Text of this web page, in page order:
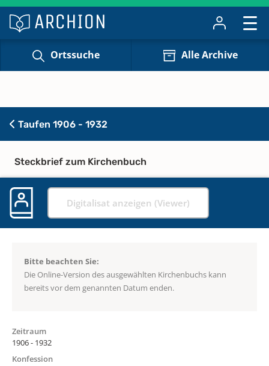
Ortssuche Alle Archive
Taufen 1906 - 1932
Steckbrief zum Kirchenbuch
Digitalisat anzeigen (Viewer)
Bitte beachten Sie:
Die Online-Version des ausgewählten Kirchenbuchs kann
bereits vor dem genannten Datum enden.
Zeitraum
1906 - 1932
Konfession